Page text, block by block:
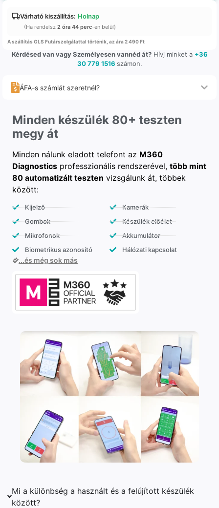
Várható kiszállítás: Holnap
(Ha rendelsz 2 óra 44 perc-en belül)
A szállítás GLS Futárszolgálattal történik, az ára 2 490 Ft
Kérdésed van vagy Személyesen vannéd át?Hívj minket a +36
30 779 1516 számon.
ÁFA-s számlát szeretnél?
Minden készülék 80+ teszten
megy át
Minden nálunk eladott telefont az M360
Diagnostics professzionális rendszerével, több mint
80 automatizált teszten vizsgálunk át, többek
között:
Kijelző
Gombok
Mikrofonok
Biometrikus azonosító
Kamerák
Készülék előélet
Akkumulátor
Hálózati kapcsolat
...és még sok más
Mi a különbség a használt és a felújított készülék
között?